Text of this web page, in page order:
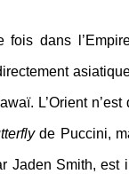
fois dans
L’Orient
de Puccini,
Jaden Smith,